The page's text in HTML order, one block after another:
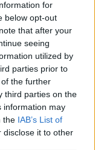
for
below opt-out
that after your
seeing
utilized by
parties prior to
the further
third parties on the
information may
the IAB’s List of
disclose it to other